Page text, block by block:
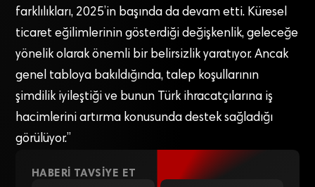
farklılıkları, 2025’in başında da devam etti. Küresel
ticaret eğilimlerinin gösterdiği değişkenlik, geleceğe
yönelik olarak önemli bir belirsizlik yaratıyor. Ancak
genel tabloya bakıldığında, talep koşullarının
şimdilik iyileştiği ve bunun Türk ihracatçılarına iş
hacimlerini artırma konusunda destek sağladığı
görülüyor.”
HABERI TAVSIYE ET